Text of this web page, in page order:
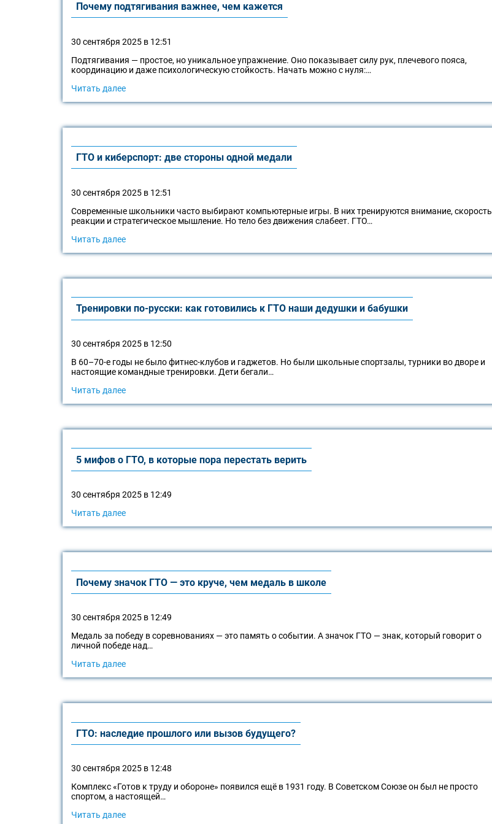
Почему подтягивания важнее, чем кажется
30 сентября 2025 в 12:51
Подтягивания — простое, но уникальное упражнение. Оно показывает силу рук, плечевого пояса,
координацию и даже психологическую стойкость. Начать можно с нуля:…
Читать далее
ГТО и киберспорт: две стороны одной медали
30 сентября 2025 в 12:51
Современные школьники часто выбирают компьютерные игры. В них тренируются внимание, скорость
реакции и стратегическое мышление. Но тело без движения слабеет. ГТО…
Читать далее
Тренировки по-русски: как готовились к ГТО наши дедушки и бабушки
30 сентября 2025 в 12:50
В 60–70-е годы не было фитнес-клубов и гаджетов. Но были школьные спортзалы, турники во дворе и
настоящие командные тренировки. Дети бегали…
Читать далее
5 мифов о ГТО, в которые пора перестать верить
30 сентября 2025 в 12:49
Читать далее
Почему значок ГТО — это круче, чем медаль в школе
30 сентября 2025 в 12:49
Медаль за победу в соревнованиях — это память о событии. А значок ГТО — знак, который говорит о
личной победе над…
Читать далее
ГТО: наследие прошлого или вызов будущего?
30 сентября 2025 в 12:48
Комплекс «Готов к труду и обороне» появился ещё в 1931 году. В Советском Союзе он был не просто
спортом, а настоящей…
Читать далее